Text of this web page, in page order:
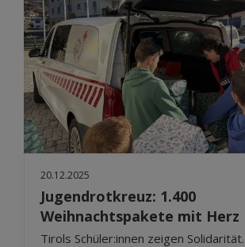
20.12.2025
Jugendrotkreuz: 1.400
Weihnachtspakete mit Herz
Tirols Schüler:innen zeigen Solidarität.